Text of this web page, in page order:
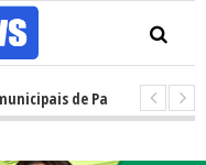
de Pará de Minas no IDEB